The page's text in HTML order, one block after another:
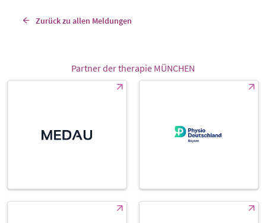
Zurück zu allen Meldungen
Partner der therapie MÜNCHEN